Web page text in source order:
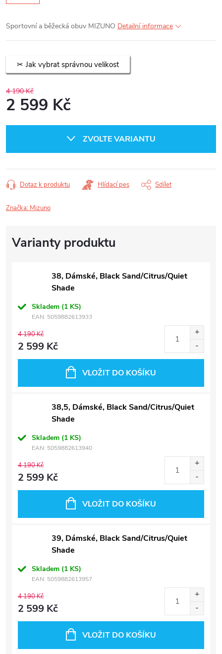
Sportovní a běžecká obuv MIZUNO Detailní informace
Jak vybrat správnou velikost
4 190 Kč
2 599 Kč
ZVOLTE VARIANTU
Dotaz k produktu Hlídací pes Sdílet
Značka: Mizuno
38, Dámské, Black Sand/Citrus/Quiet
Shade
Skladem (1 KS)
EAN: 5059882613933
4 190 Kč
2 599 Kč
VLOŽIT DO KOŠÍKU
38,5, Dámské, Black Sand/Citrus/Quiet
Shade
Skladem (1 KS)
EAN: 5059882613940
4 190 Kč
2 599 Kč
VLOŽIT DO KOŠÍKU
39, Dámské, Black Sand/Citrus/Quiet
Shade
Skladem (1 KS)
EAN: 5059882613957
4 190 Kč
2 599 Kč
VLOŽIT DO KOŠÍKU